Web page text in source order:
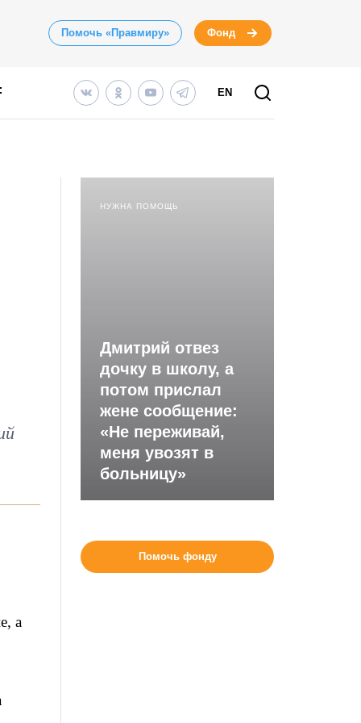
Помочь «Правмиру» Фонд
EN
а
НУЖНА ПОМОЩЬ
Дмитрий отвез
дочку в школу, а
потом прислал
жене сообщение:
«Не переживай,
меня увозят в
больницу»
Помочь фонду